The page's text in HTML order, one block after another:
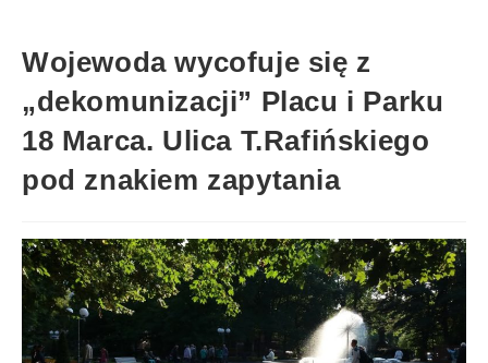
Wojewoda wycofuje się z
„dekomunizacji” Placu i Parku
18 Marca. Ulica T.Rafińskiego
pod znakiem zapytania